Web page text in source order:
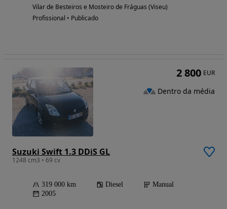
Vilar de Besteiros e Mosteiro de Fráguas (Viseu)
Profissional • Publicado
Suzuki Swift 1.3 DDiS GL
1248 cm3 • 69 cv
319 000 km Diesel
Manual
2005
2 800 EUR
Dentro da média